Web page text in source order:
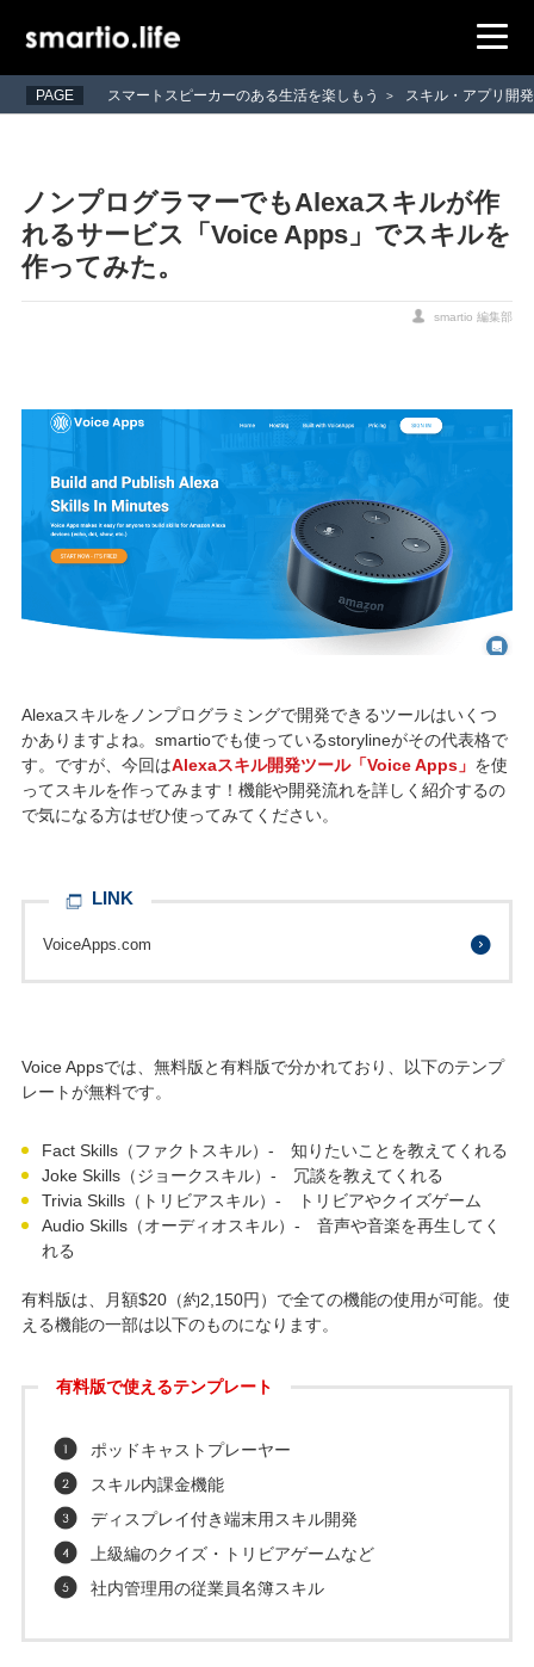
PAGE スマートスピーカーのある生活を楽しもう > スキル・アプリ開発
ノンプログラマーでもAlexaスキルが作
れるサービス「Voice Apps」でスキルを
作ってみた。
smartio 編集部
Alexaスキルをノンプログラミングで開発できるツールはいくつ
かありますよね。smartioでも使っているstorylineがその代表格で
す。ですが、今回はAlexaスキル開発ツール「Voice Apps」 を使
ってスキルを作ってみます！機能や開発流れを詳しく紹介するの
で気になる方はぜひ使ってみてください。
LINK
VoiceApps.com
Voice Appsでは、無料版と有料版で分かれており、以下のテンプ
レートが無料です。
Fact Skills（ファクトスキル）- 知りたいことを教えてくれる
Joke Skills（ジョークスキル）- 冗談を教えてくれる
Trivia Skills（トリビアスキル）- トリビアやクイズゲーム
Audio Skills（オーディオスキル）- 音声や音楽を再生してく
れる
有料版は、月額$20（約2,150円）で全ての機能の使用が可能。使
える機能の一部は以下のものになります。
有料版で使えるテンプレート
ポッドキャストプレーヤー
スキル内課金機能
ディスプレイ付き端末用スキル開発
上級編のクイズ・トリビアゲームなど
社内管理用の従業員名簿スキル